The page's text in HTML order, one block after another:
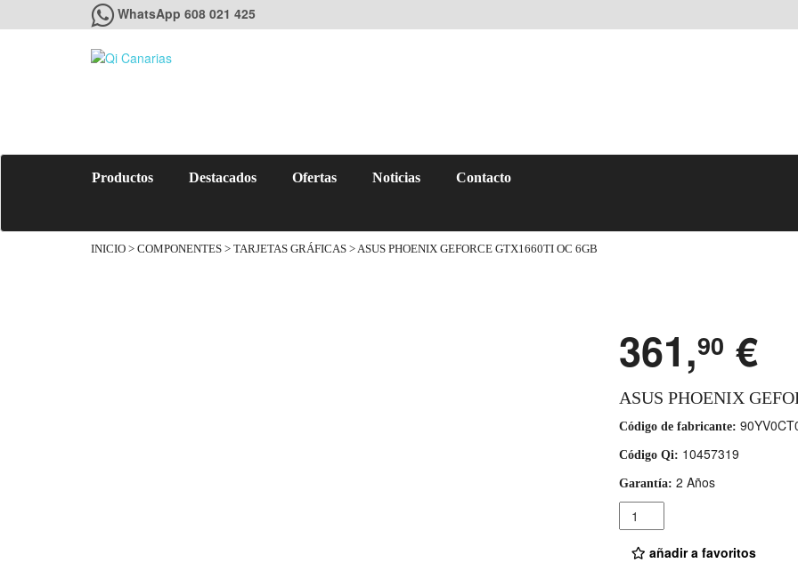
WhatsApp 608 021 425
Productos Destacados Ofertas Noticias Contacto
INICIO > COMPONENTES > TARJETAS GRÁFICAS > ASUS PHOENIX GEFORCE GTX1660TI OC 6GB
361,90 €
ASUS PHOENIX
Código de fabricante:
Código Qi: 10457319
Garantía: 2 Años
Cantidad
añadir a favoritos